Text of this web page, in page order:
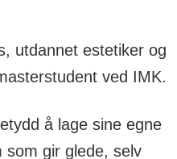
utdannet estetiker og
ved IMK.
å lage sine egne
som gir glede, selv